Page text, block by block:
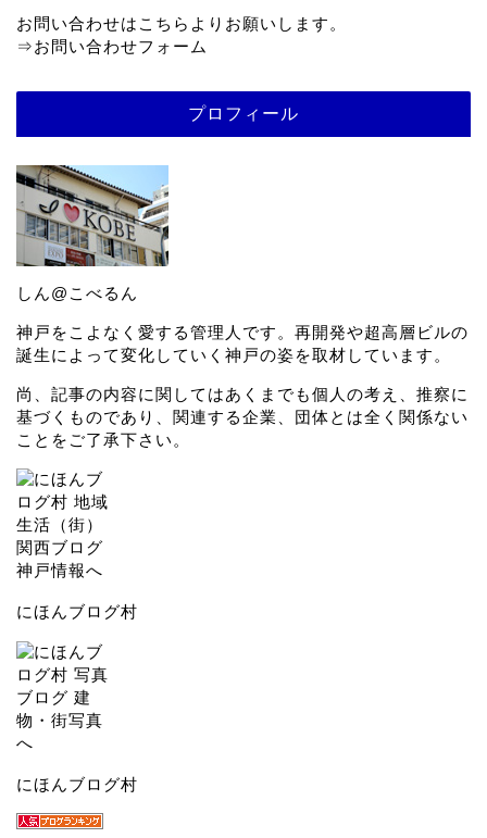
お問い合わせはこちらよりお願いします。
⇒お問い合わせフォーム
プロフィール
しん@こべるん
神戸をこよなく愛する管理人です。再開発や超高層ビルの
誕生によって変化していく神戸の姿を取材しています。
尚、記事の内容に関してはあくまでも個人の考え、推察に
基づくものであり、関連する企業、団体とは全く関係ない
ことをご了承下さい。
にほんブログ村
にほんブログ村